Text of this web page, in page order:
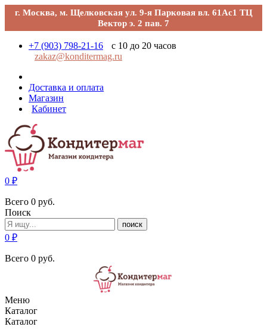
г. Москва, м. Щелковская ул. 9-я Парковая вл. 61Ас1 ТЦ
Вектор э. 2 пав. 7
+7 (903) 798-21-16
с 10 до 20 часов
zakaz@konditermag.ru
Доставка и оплата
Магазин
Кабинет
0 ₽
Всего 0 руб.
Поиск
поиск
0 ₽
Всего 0 руб.
Меню
Каталог
Каталог